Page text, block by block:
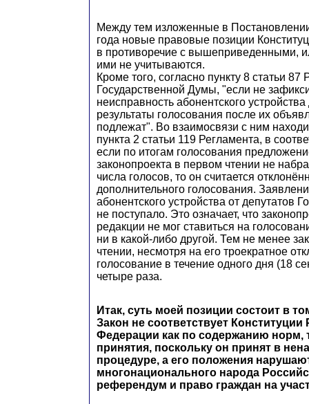
Между тем изложенные в
года новые правовые позиции
в противоречие с вышеприведенными,
ими не учитываются.
Кроме того, согласно пункту 8 статьи 87
Государственной Думы, "если не
неисправность абонентского устройства
результаты голосования после их
подлежат". Во взаимосвязи с ним
пункта 2 статьи 119 Регламента, в
если по итогам голосования
законопроекта в первом чтении не
числа голосов, то он считается
дополнительного голосования.
абонентского устройства от депутатов
не поступало. Это означает, что
редакции не мог ставиться на
ни в какой-либо другой. Тем не менее
чтении, несмотря на его троекратное
голосование в течение одного дня (18
четыре раза.
Итак, суть моей позиции состоит в
Закон не соответствует Конституции
Федерации как по содержанию норм,
принятия, поскольку он принят в
процедуре, а его положения
многонационального народа
референдум и право граждан на